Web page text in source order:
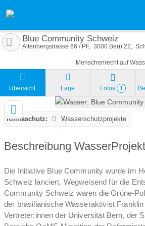
Blue Community Schweiz
Altenbergstrasse 66 / PF 3000 Bern 22
Menschenrecht auf
Übersicht Lage Fotos 1
Klimaschutz: Wasserschutzprojekte
Beschreibung WasserProjekt
Die Initiative Blue Community wurde im
Schweiz lanciert. Wegweisend für die
Community Schweiz waren die Grüne-
der brasilianische Wasseraktivist
Vertreter:innen der Universität Bern, der